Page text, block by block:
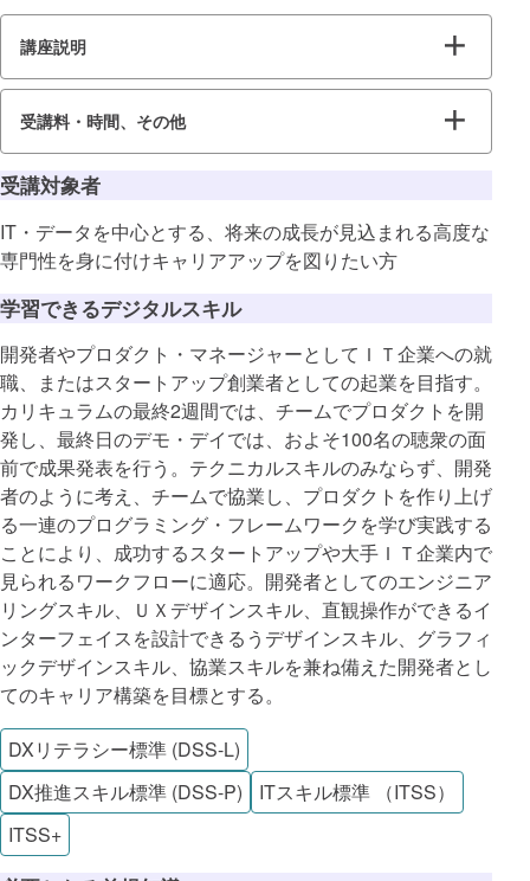
講座説明
受講料・時間、その他
受講対象者
IT・データを中心とする、将来の成長が見込まれる高度な
専門性を身に付けキャリアアップを図りたい方
学習できるデジタルスキル
開発者やプロダクト・マネージャーとしてＩＴ企業への就
職、またはスタートアップ創業者としての起業を目指す。
カリキュラムの最終2週間では、チームでプロダクトを開
発し、最終日のデモ・デイでは、およそ100名の聴衆の面
前で成果発表を行う。テクニカルスキルのみならず、開発
者のように考え、チームで協業し、プロダクトを作り上げ
る一連のプログラミング・フレームワークを学び実践する
ことにより、成功するスタートアップや大手ＩＴ企業内で
見られるワークフローに適応。開発者としてのエンジニア
リングスキル、ＵＸデザインスキル、直観操作ができるイ
ンターフェイスを設計できるうデザインスキル、グラフィ
ックデザインスキル、協業スキルを兼ね備えた開発者とし
てのキャリア構築を目標とする。
DXリテラシー標準 (DSS-L)
DX推進スキル標準 (DSS-P)
ITスキル標準 （ITSS）
ITSS+